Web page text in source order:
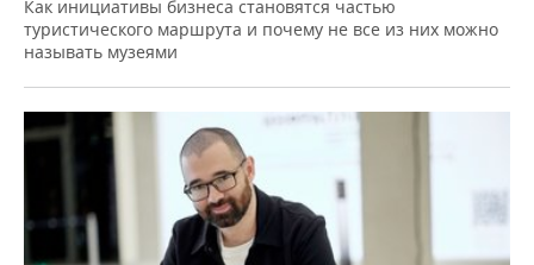
Как инициативы бизнеса становятся частью
туристического маршрута и почему не все из них можно
называть музеями